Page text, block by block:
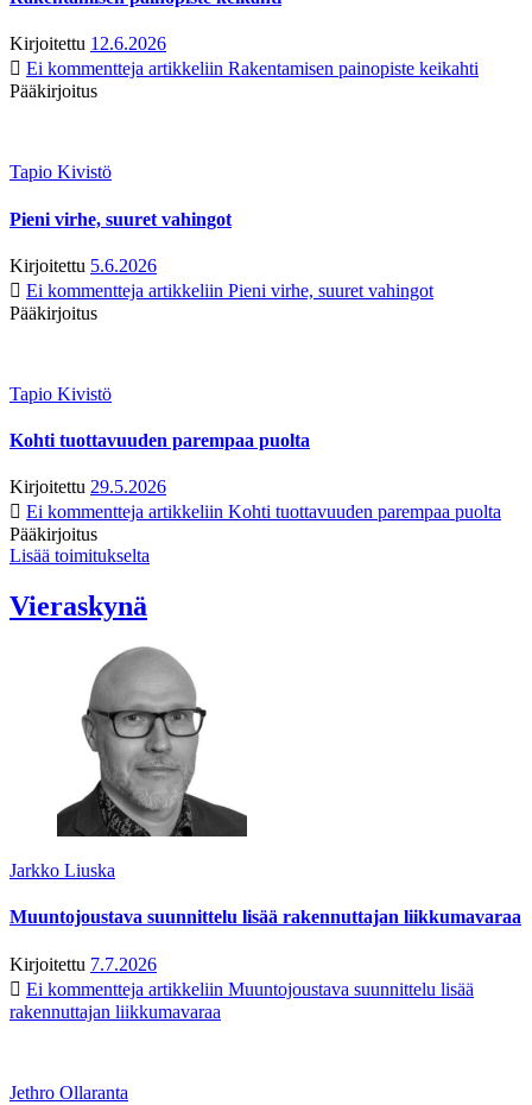
Kirjoitettu 12.6.2026
Ei kommentteja artikkeliin Rakentamisen painopiste keikahti
Pääkirjoitus
Tapio Kivistö
Pieni virhe, suuret vahingot
Kirjoitettu 5.6.2026
Ei kommentteja artikkeliin Pieni virhe, suuret vahingot
Pääkirjoitus
Tapio Kivistö
Kohti tuottavuuden parempaa puolta
Kirjoitettu 29.5.2026
Ei kommentteja artikkeliin Kohti tuottavuuden parempaa puolta
Pääkirjoitus
Lisää toimitukselta
Vieraskynä
Jarkko Liuska
Muuntojoustava suunnittelu lisää rakennuttajan liikkumavaraa
Kirjoitettu 7.7.2026
Ei kommentteja artikkeliin Muuntojoustava suunnittelu lisää
rakennuttajan liikkumavaraa
Jethro Ollaranta